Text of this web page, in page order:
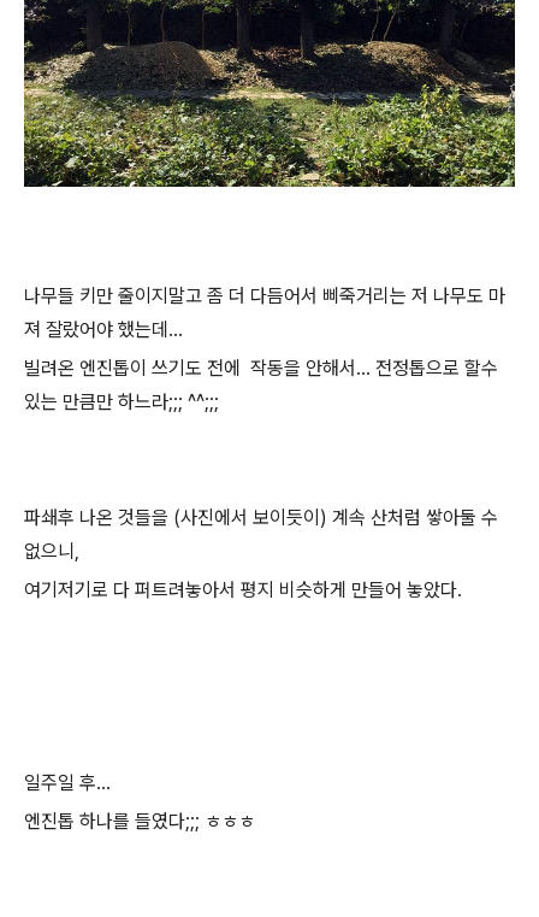
나무들 키만 줄이지말고 좀 더 다듬어서 삐죽거리는 저 나무도 마
져 잘랐어야 했는데...
빌려온 엔진톱이 쓰기도 전에 작동을 안해서... 전정톱으로 할수
있는 만큼만 하느라;;; ^^;;;
파쇄후 나온 것들을 (사진에서 보이듯이) 계속 산처럼 쌓아둘 수
없으니,
여기저기로 다 퍼트려놓아서 평지 비슷하게 만들어 놓았다.
일주일 후...
엔진톱 하나를 들였다;;; ㅎㅎㅎ